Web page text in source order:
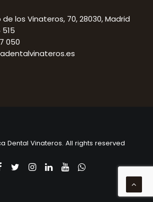
los Vinateros, 70, 28030, Madrid
515
050
Dental Vinateros. All rights reserved